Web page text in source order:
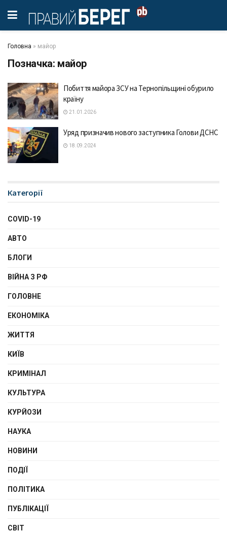
Головна » майор
Позначка: майор
Побиття майора ЗСУ на Тернопільщині обурило
країну
21.01.2026
Уряд призначив нового заступника Голови ДСНС
18.09.2024
Категорії
COVID-19
АВТО
БЛОГИ
ВІЙНА З РФ
ГОЛОВНЕ
ЕКОНОМІКА
ЖИТТЯ
КИЇВ
КРИМІНАЛ
КУЛЬТУРА
КУРЙОЗИ
НАУКА
НОВИНИ
ПОДІЇ
ПОЛІТИКА
ПУБЛІКАЦІЇ
СВІТ